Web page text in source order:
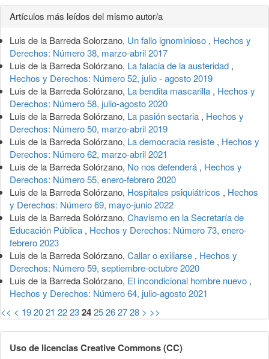
Detalles
del
artículo
Artículos más leídos del mismo autor/a
Luis de la Barreda Solorzano, Un fallo ignominioso , Hechos y
Derechos: Número 38, marzo-abril 2017
Luis de la Barreda Solórzano, La falacia de la austeridad ,
Hechos y Derechos: Número 52, julio - agosto 2019
Luis de la Barreda Solórzano, La bendita mascarilla , Hechos y
Derechos: Número 58, julio-agosto 2020
Luis de la Barreda Solórzano, La pasión sectaria , Hechos y
Derechos: Número 50, marzo-abril 2019
Luis de la Barreda Solórzano, La democracia resiste , Hechos y
Derechos: Número 62, marzo-abril 2021
Luis de la Barreda Solórzano, No nos defenderá , Hechos y
Derechos: Número 55, enero-febrero 2020
Luis de la Barreda Solórzano, Hospitales psiquiátricos , Hechos
y Derechos: Número 69, mayo-junio 2022
Luis de la Barreda Solórzano, Chavismo en la Secretaría de
Educación Pública , Hechos y Derechos: Número 73, enero-
febrero 2023
Luis de la Barreda Solórzano, Callar o exiliarse , Hechos y
Derechos: Número 59, septiembre-octubre 2020
Luis de la Barreda Solórzano, El incondicional hombre nuevo ,
Hechos y Derechos: Número 64, julio-agosto 2021
<< < 192021 22232425262728 > >>
Uso de licencias Creative Commons (CC)